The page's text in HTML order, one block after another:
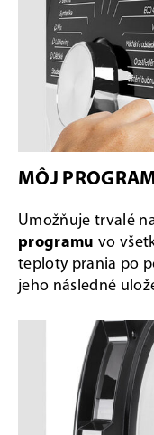
MÔJ
Umožňuje trvalé
programuvo
teploty prania po
jeho následné